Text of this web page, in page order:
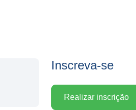
Inscreva-se
Realizar inscrição